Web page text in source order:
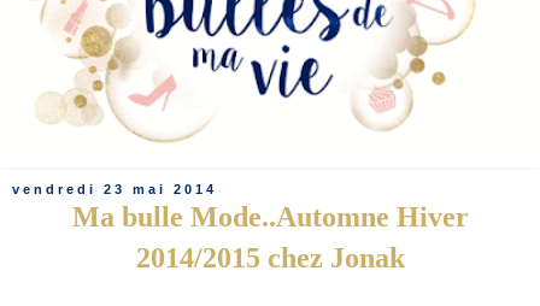
vendredi 23 mai 2014
Ma bulle Mode..Automne Hiver
2014/2015 chez Jonak